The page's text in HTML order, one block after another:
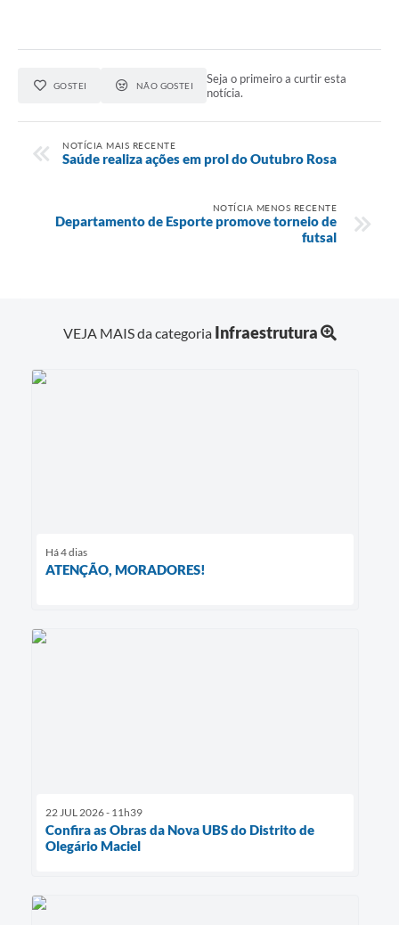
GOSTEI NÃO GOSTEI
Seja o primeiro a curtir esta
notícia.
NOTÍCIA MAIS RECENTE
Saúde realiza ações em prol do Outubro Rosa
NOTÍCIA MENOS RECENTE
Departamento de Esporte promove torneio de
futsal
VEJA MAIS da categoria Infraestrutura
Há 4 dias
ATENÇÃO, MORADORES!
22 JUL 2026 - 11h39
Confira as Obras da Nova UBS do Distrito de
Olegário Maciel